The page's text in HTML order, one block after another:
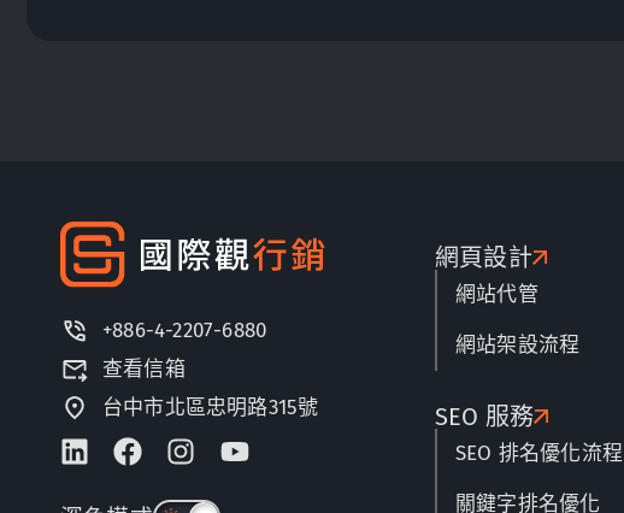
+886-4-2207-6880
查看信箱
台中市北區忠明路315號
網頁設計
網站代管
網站架設流程
SEO 服務
SEO 排名優化流程
關鍵字排名優化